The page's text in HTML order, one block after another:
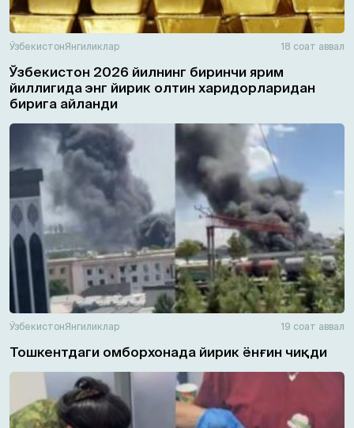
ЎзбекистонЯнгиликлар 18 соат аввал
Ўзбекистон 2026 йилнинг биринчи ярим
йиллигида энг йирик олтин харидорларидан
бирига айланди
ЎзбекистонЯнгиликлар 19 соат аввал
Тошкентдаги омборхонада йирик ёнғин чиқди